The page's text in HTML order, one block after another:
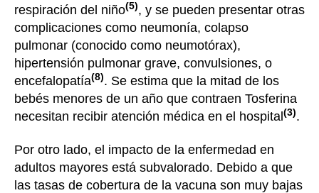
respiración del niño(5), y se pueden presentar otras
complicaciones como neumonía, colapso
pulmonar (conocido como neumotórax),
hipertensión pulmonar grave, convulsiones, o
encefalopatía(8). Se estima que la mitad de los
bebés menores de un año que contraen Tosferina
necesitan recibir atención médica en el hospital(3).
Por otro lado, el impacto de la enfermedad en
adultos mayores está subvalorado. Debido a que
las tasas de cobertura de la vacuna son muy bajas